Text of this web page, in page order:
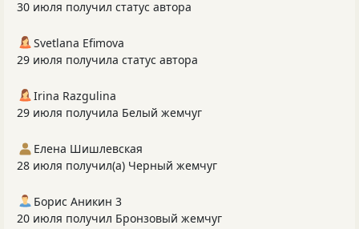
30 июля получил статус автора
Svetlana Efimova
29 июля получила статус автора
Irina Razgulina
29 июля получила Белый жемчуг
Елена Шишлевская
28 июля получил(а) Черный жемчуг
Борис Аникин 3
20 июля получил Бронзовый жемчуг